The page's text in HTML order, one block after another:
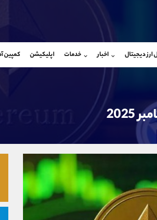
ارز دیجیتال اخبار خدمات اپلیکیشن کمپین
شروع
داخلی